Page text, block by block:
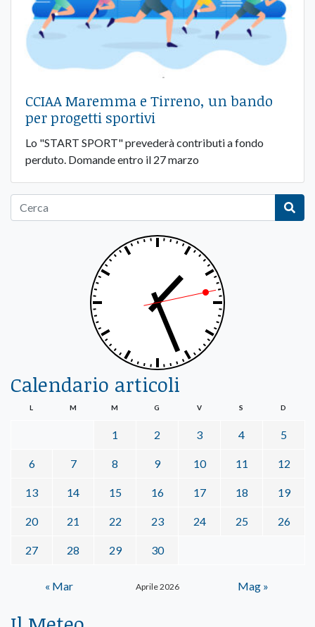
CCIAA Maremma e Tirreno, un bando
per progetti sportivi
Lo "START SPORT" prevederà contributi a fondo
perduto. Domande entro il 27 marzo
Calendario articoli
Aprile 2026
L M M G V S D
1 2 3 4 5
6 7 8 9 10 11 12
13 14 15 16 17 18 19
20 21 22 23 24 25 26
27 28 29 30
« Mar Mag »